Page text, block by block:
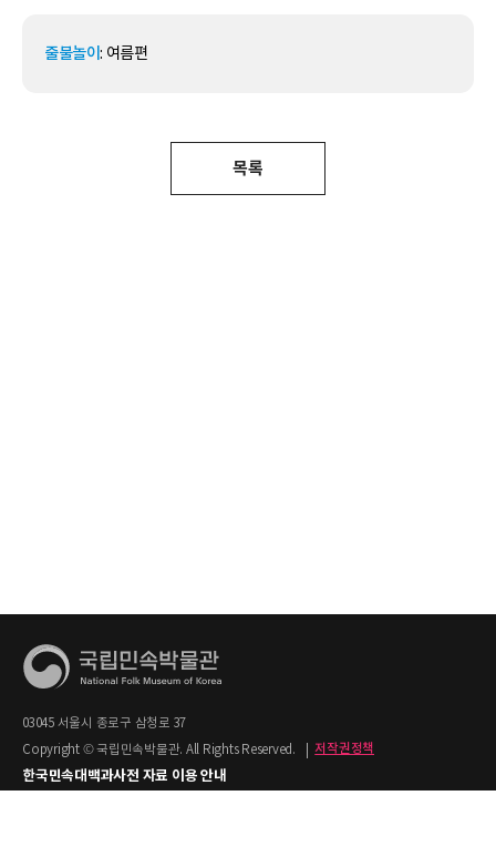
줄불놀이: 여름편
목록
03045 서울시 종로구 삼청로 37
Copyright © 국립민속박물관. All Rights Reserved.
저작권정책
한국민속대백과사전 자료 이용 안내